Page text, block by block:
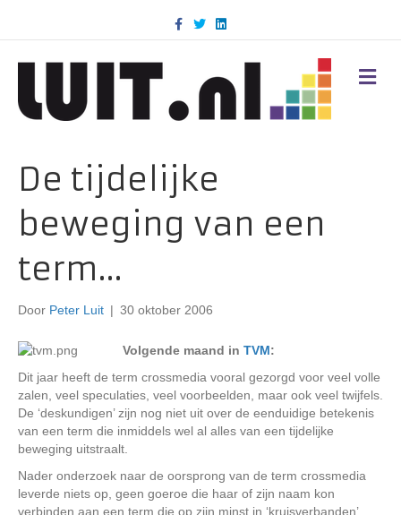
c
k
T
w
i
n
d
M
E
De tijdelijke
beweging van een
term…
Door Peter Luit | 30 oktober 2006
Volgende maand in TVM:
Dit jaar heeft de term crossmedia vooral gezorgd voor veel volle
zalen, veel speculaties, veel voorbeelden, maar ook veel twijfels.
De ‘deskundigen’ zijn nog niet uit over de eenduidige betekenis
van een term die inmiddels wel al alles van een tijdelijke
beweging uitstraalt.
Nader onderzoek naar de oorsprong van de term crossmedia
leverde niets op, geen goeroe die haar of zijn naam kon
verbinden aan een term die op zijn minst in ‘kruisverbanden’